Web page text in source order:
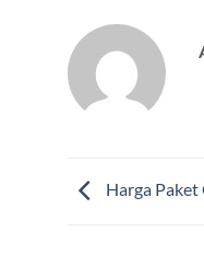
Harga